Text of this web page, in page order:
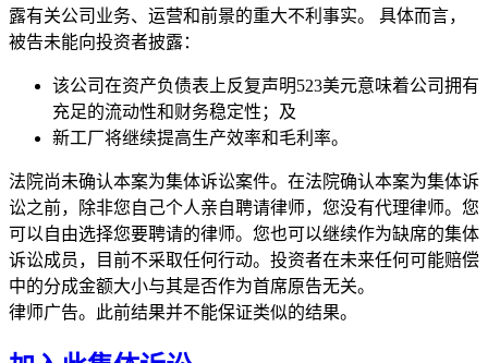
露有关公司业务、运营和前景的重大不利事实。 具体而言，
被告未能向投资者披露：
该公司在资产负债表上反复声明523美元意味着公司拥有
充足的流动性和财务稳定性；及
新工厂将继续提高生产效率和毛利率。
法院尚未确认本案为集体诉讼案件。在法院确认本案为集体诉
讼之前，除非您自己个人亲自聘请律师，您没有代理律师。您
可以自由选择您要聘请的律师。您也可以继续作为缺席的集体
诉讼成员，目前不采取任何行动。投资者在未来任何可能赔偿
中的分成金额大小与其是否作为首席原告无关。
律师广告。此前结果并不能保证类似的结果。